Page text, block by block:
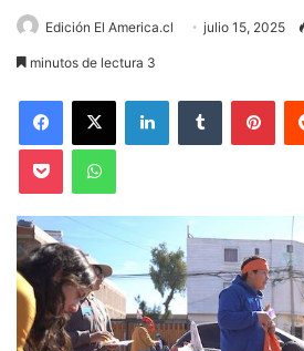
Edición El America.cl julio 15, 2025
minutos de lectura 3
Facebook
X LinkedInTumblr
Pocket WhatsApp